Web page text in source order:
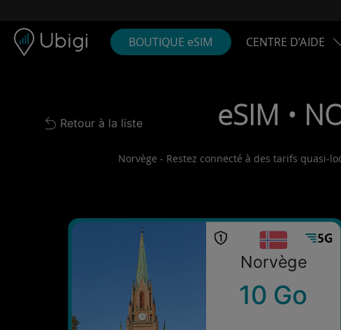
BOUTIQUE eSIM CENTRE D’AIDE
Back to list
Retour à la liste eSIM •
Norvège - Restez connecté à des tarifs quasi-
Norvège
10 Go